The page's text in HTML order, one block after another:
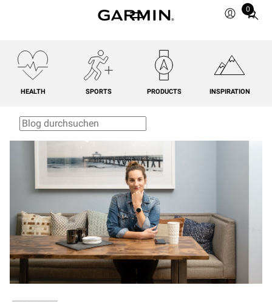
0
Total
0
HEALTH SPORTS PRODUCTS INSPIRATION